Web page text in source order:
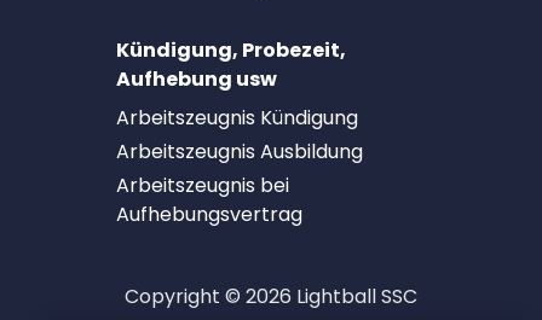
Kündigung, Probezeit,
Aufhebung usw
Arbeitszeugnis Kündigung
Arbeitszeugnis Ausbildung
Arbeitszeugnis bei
Aufhebungsvertrag
Copyright © 2026 Lightball SSC